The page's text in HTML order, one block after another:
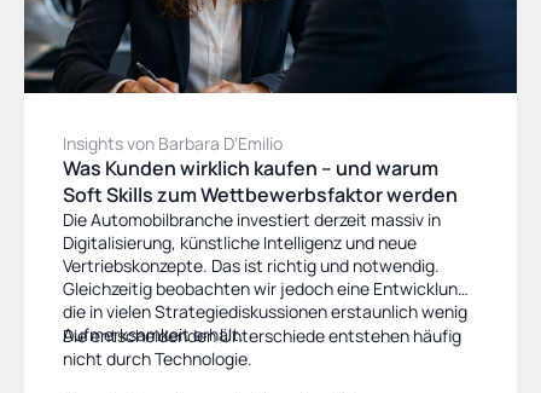
Insights von Barbara DʼEmilio
Was Kunden wirklich kaufen – und warum
Soft Skills zum Wettbewerbsfaktor werden
Die Automobilbranche investiert derzeit massiv in
Digitalisierung, künstliche Intelligenz und neue
Vertriebskonzepte. Das ist richtig und notwendig.
Gleichzeitig beobachten wir jedoch eine Entwicklung,
die in vielen Strategiediskussionen erstaunlich wenig
Aufmerksamkeit erhält.
Die entscheidenden Unterschiede entstehen häufig
nicht durch Technologie.